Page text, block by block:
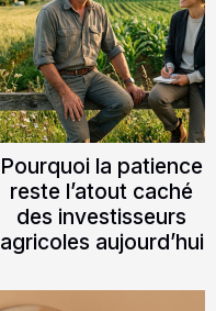
Pourquoi la patience
reste l’atout caché
des investisseurs
agricoles aujourd’hui